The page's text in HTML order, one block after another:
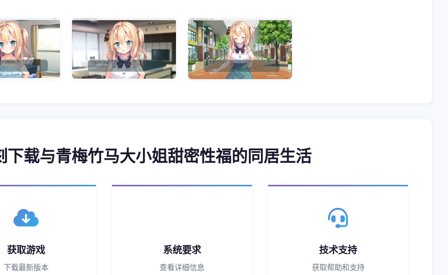
下载与青梅竹马大小姐甜密性福的同居生活
获取游戏
下载最新版本
系统要求
查看详细信息
技术支持
获取帮助和支持